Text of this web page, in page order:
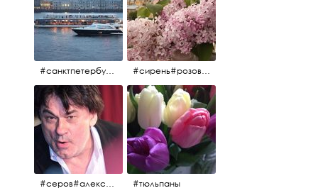
#санктпетербург #нева#яхты#2012 #белыеночи#белыеночи2012 #сирень#розоваясирень#натюрморт#натюрмортсцветами#2012#весна2012
#серов#александрсеров#певец#народныйартист#эстрадныйпевец#композитор#тыменялюбишь#мадонна#ялюблютебядослёз #тюльпаны